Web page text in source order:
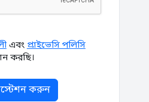
এবংপ্রাইভেসি পলিসি
করছি।
রেজিস্টেশন করুন